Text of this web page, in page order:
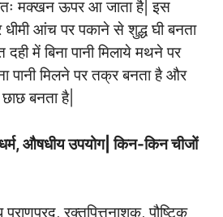
मक्खन ऊपर आ जाता है| इस
आंच पर पकाने से शुद्ध घी बनता
में बिना पानी मिलाये मथने पर
पानी मिलने पर तक्र बनता है और
बनता है|
औषधीय उपयोग| किन-किन चीजों
रक्तपित्तनाशक, पौष्टिक